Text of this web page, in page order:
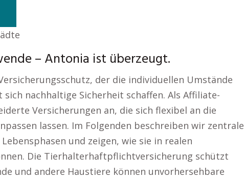
– Antonia ist überzeugt.
der die individuellen Umstände
nachhaltige Sicherheit schaffen. Als Affiliate-
Versicherungen an, die sich flexibel an die
lassen. Im Folgenden beschreiben wir zentrale
und zeigen, wie sie in realen
Die Tierhalterhaftpflichtversicherung schützt
und andere Haustiere können unvorhersehbare